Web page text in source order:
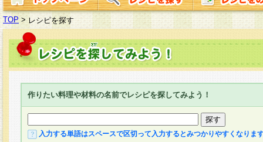
TOP > レシピを探す
作りたい料理や材料の名前でレシピを探してみよう！
入力する単語はスペースで区切って入力するとみつかりやすくなりま